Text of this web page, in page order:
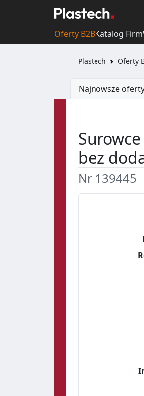
Oferty B2BKatalog Firm
Plastech Oferty
Najnowsze oferty
bez
Nr 139445